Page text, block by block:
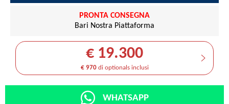
PRONTA CONSEGNA
Bari Nostra Piattaforma
€ 19.300
€ 970di optionals inclusi
WHATSAPP